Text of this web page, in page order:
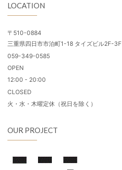
LOCATION
〒510-0884
三重県四日市市泊町1-18 タイズビル2F-3F
059-349-0585
OPEN
12:00 - 20:00
CLOSED
火・水・木曜定休（祝日を除く）
OUR PROJECT